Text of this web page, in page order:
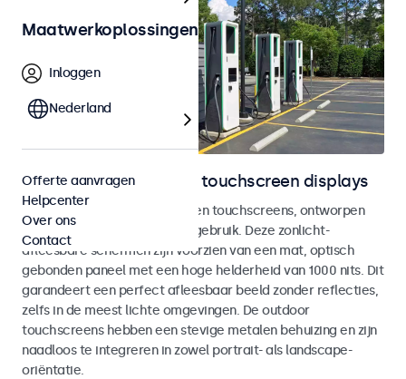
Outdoor monitoren en touchscreen displays
Weersbestendige monitoren en touchscreens, ontworpen
voor zowel binnen- als buitengebruik. Deze zonlicht-
afleesbare schermen zijn voorzien van een mat, optisch
gebonden paneel met een hoge helderheid van 1000 nits. Dit
garandeert een perfect afleesbaar beeld zonder reflecties,
zelfs in de meest lichte omgevingen. De outdoor
touchscreens hebben een stevige metalen behuizing en zijn
naadloos te integreren in zowel portrait- als landscape-
oriëntatie.
Maatwerkoplossingen
Inloggen
Nederland
Offerte aanvragen
Helpcenter
Over ons
Contact